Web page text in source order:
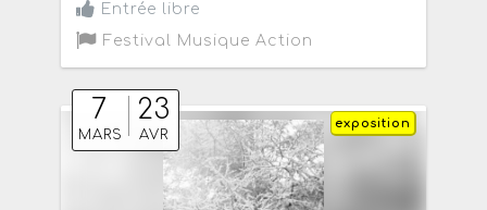
Entrée libre
Festival Musique Action
7
MARS
23
AVR
exposition